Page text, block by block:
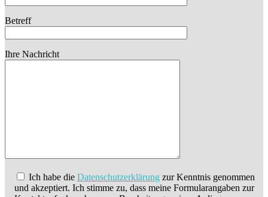
Betreff
Ihre Nachricht
Ich habe die Datenschutzerklärung zur Kenntnis genommen
und akzeptiert. Ich stimme zu, dass meine Formularangaben zur